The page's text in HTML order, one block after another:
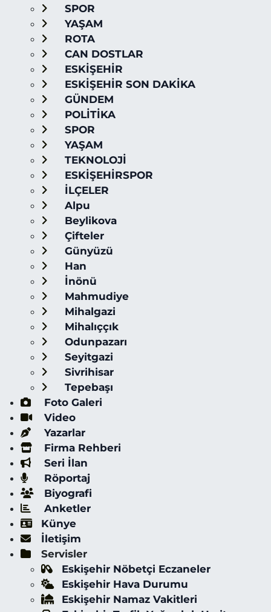
SPOR
YAŞAM
ROTA
CAN DOSTLAR
ESKİŞEHİR
ESKİŞEHİR SON DAKİKA
GÜNDEM
POLİTİKA
SPOR
YAŞAM
TEKNOLOJİ
ESKİŞEHİRSPOR
İLÇELER
Alpu
Beylikova
Çifteler
Günyüzü
Han
İnönü
Mahmudiye
Mihalgazi
Mihalıççık
Odunpazarı
Seyitgazi
Sivrihisar
Tepebaşı
Foto Galeri
Video
Yazarlar
Firma Rehberi
Seri İlan
Röportaj
Biyografi
Anketler
Künye
İletişim
Servisler
Eskişehir Nöbetçi Eczaneler
Eskişehir Hava Durumu
Eskişehir Namaz Vakitleri